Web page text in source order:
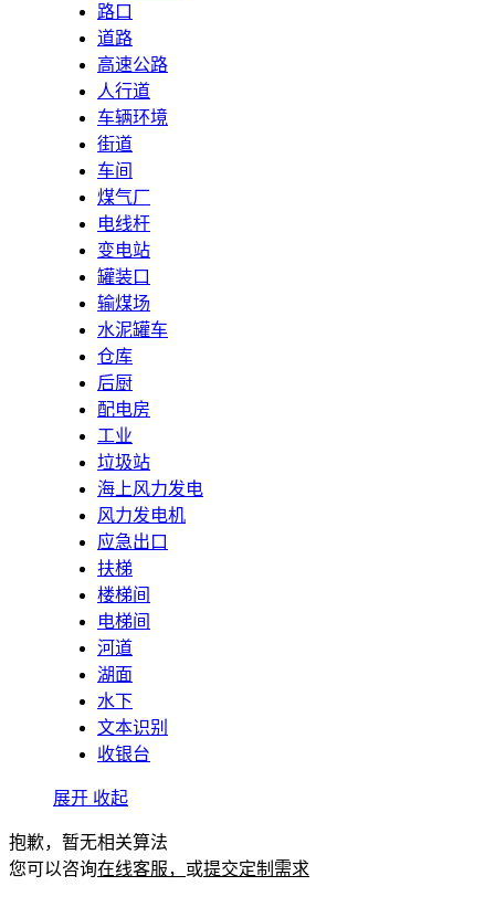
路口
道路
高速公路
人行道
车辆环境
街道
车间
煤气厂
电线杆
变电站
罐装口
输煤场
水泥罐车
仓库
后厨
配电房
工业
垃圾站
海上风力发电
风力发电机
应急出口
扶梯
楼梯间
电梯间
河道
湖面
水下
文本识别
收银台
展开 收起
抱歉，暂无相关算法
您可以咨询在线客服， 或提交定制需求